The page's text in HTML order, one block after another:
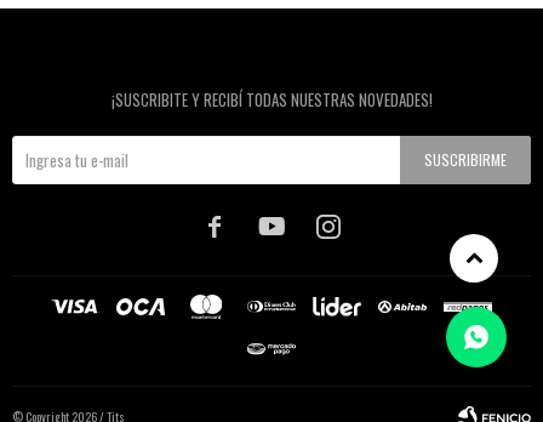
¡SUSCRIBITE Y RECIBÍ TODAS NUESTRAS NOVEDADES!
SUSCRIBIRME
  
© Copyright 2026 / Tits